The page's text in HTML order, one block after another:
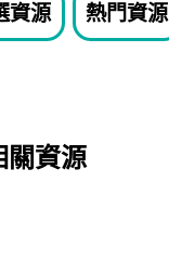
資源 熱門資源
關資源